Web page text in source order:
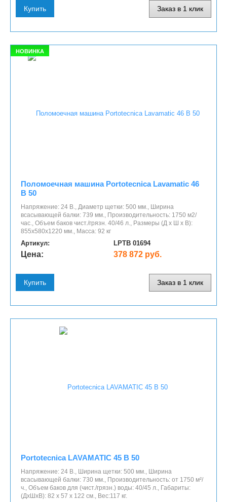
Купить Заказ в 1 клик
НОВИНКА
Поломоечная машина Portotecnica Lavamatic 46
B 50
Напряжение: 24 В., Диаметр щетки: 500 мм., Ширина
всасывающей балки: 739 мм., Производительность: 1750 м2/
час., Объем баков чист./грязн. 40/46 л., Размеры (Д x Ш x В):
855x580x1220 мм., Масса: 92 кг
Артикул: LPTB 01694
Цена: 378 872 руб.
Купить Заказ в 1 клик
Portotecnica LAVAMATIC 45 B 50
Напряжение: 24 В., Ширина щетки: 500 мм., Ширина
всасывающей балки: 730 мм., Производительность: от 1750 м²/
ч., Объем баков для (чист./грязн.) воды: 40/45 л., Габариты:
(ДхШхВ): 82 х 57 х 122 см., Вес:117 кг.